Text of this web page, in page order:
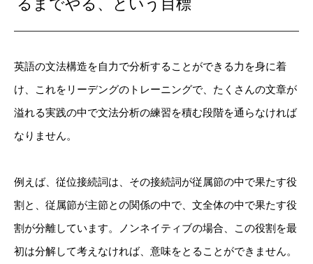
英語の文法構造を自力で分析することができる力を身に着
け、これをリーデングのトレーニングで、たくさんの文章が
溢れる実践の中で文法分析の練習を積む段階を通らなければ
なりません。
例えば、従位接続詞は、その接続詞が従属節の中で果たす役
割と、従属節が主節との関係の中で、文全体の中で果たす役
割が分離しています。ノンネイティブの場合、この役割を最
初は分解して考えなければ、意味をとることができません。